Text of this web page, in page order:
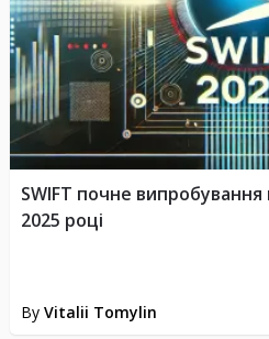
By Vitalii Tomylin
SWIFT почне
2025 році